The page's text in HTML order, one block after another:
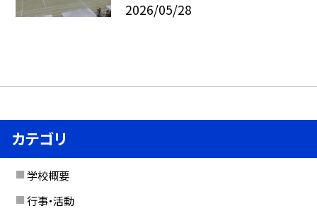
2026/05/28
カテゴリ
学校概要
行事・活動